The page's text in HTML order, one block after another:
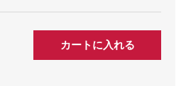
カートに入れる